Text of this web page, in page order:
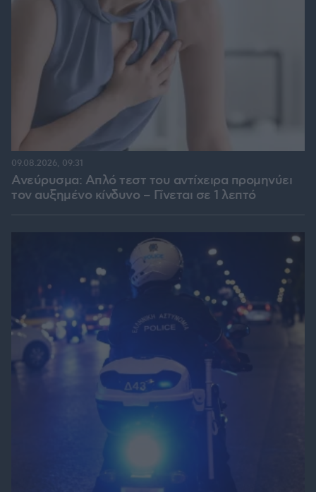
Ανεύρυσμα: Απλό τεστ του αντίχειρα προμηνύει
τον αυξημένο κίνδυνο – Γίνεται σε 1 λεπτό
09.08.2026, 09:31